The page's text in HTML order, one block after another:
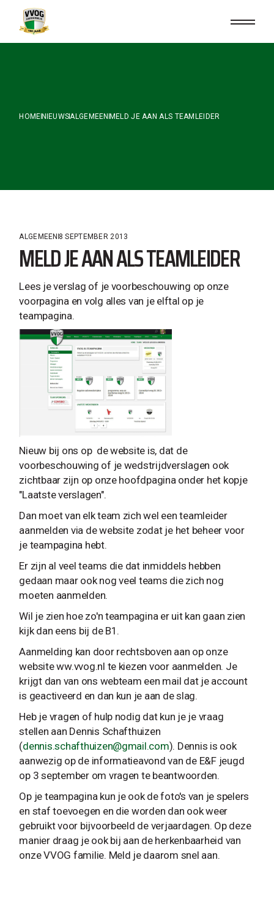
content
HOME NIEUWSALGEMEEN MELD JE AAN ALS TEAMLEIDER
ALGEMEEN 8 SEPTEMBER 2013
MELD JE AAN ALS TEAMLEIDER
Lees je verslag of je voorbeschouwing op onze
voorpagina en volg alles van je elftal op je
teampagina.
Nieuw bij ons op de website is, dat de
voorbeschouwing of je wedstrijdverslagen ook
zichtbaar zijn op onze hoofdpagina onder het kopje
"Laatste verslagen".
Dan moet van elk team zich wel een teamleider
aanmelden via de website zodat je het beheer voor
je teampagina hebt.
Er zijn al veel teams die dat inmiddels hebben
gedaan maar ook nog veel teams die zich nog
moeten aanmelden.
Wil je zien hoe zo'n teampagina er uit kan gaan zien
kijk dan eens bij de B1.
Aanmelding kan door rechtsboven aan op onze
website ww.vvog.nl te kiezen voor aanmelden. Je
krijgt dan van ons webteam een mail dat je account
is geactiveerd en dan kun je aan de slag.
Heb je vragen of hulp nodig dat kun je je vraag
stellen aan Dennis Schafthuizen
(dennis.schafthuizen@gmail.com). Dennis is ook
aanwezig op de informatieavond van de E&F jeugd
op 3 september om vragen te beantwoorden.
Op je teampagina kun je ook de foto's van je spelers
en staf toevoegen en die worden dan ook weer
gebruikt voor bijvoorbeeld de verjaardagen. Op deze
manier draag je ook bij aan de herkenbaarheid van
onze VVOG familie. Meld je daarom snel aan.